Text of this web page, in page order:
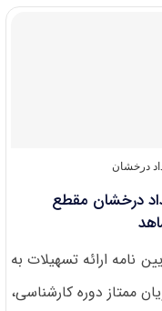
درخشان
درخشان مقطع
نامه ارائه تسهیلات به
ممتاز دوره کارشناسی،